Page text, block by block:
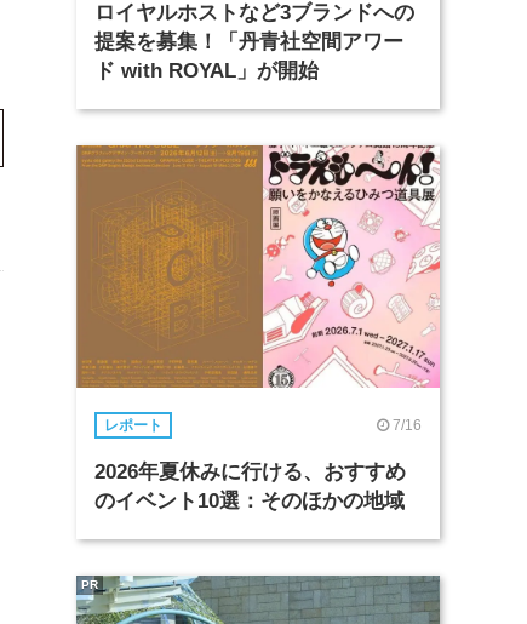
ロイヤルホストなど3ブランドへの
提案を募集！「丹青社空間アワー
ド with ROYAL」が開始
レポート 7/16
2026年夏休みに行ける、おすすめ
のイベント10選：そのほかの地域
PR